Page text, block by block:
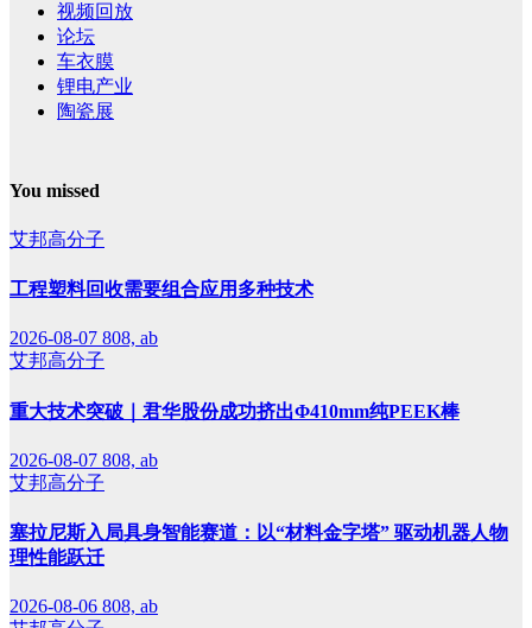
视频回放
论坛
车衣膜
锂电产业
陶瓷展
You missed
艾邦高分子
工程塑料回收需要组合应用多种技术
2026-08-07 808, ab
艾邦高分子
重大技术突破｜君华股份成功挤出Φ410mm纯PEEK棒
2026-08-07 808, ab
艾邦高分子
塞拉尼斯入局具身智能赛道：以“材料金字塔” 驱动机器人物
理性能跃迁
2026-08-06 808, ab